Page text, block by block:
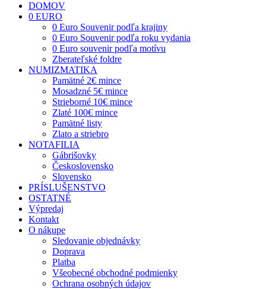
DOMOV
0 EURO
0 Euro Souvenir podľa krajiny
0 Euro Souvenir podľa roku vydania
0 Euro souvenir podľa motívu
Zberateľské foldre
NUMIZMATIKA
Pamätné 2€ mince
Mosadzné 5€ mince
Strieborné 10€ mince
Zlaté 100€ mince
Pamätné listy
Zlato a striebro
NOTAFILIA
Gábrišovky
Československo
Slovensko
PRÍSLUŠENSTVO
OSTATNÉ
Výpredaj
Kontakt
O nákupe
Sledovanie objednávky
Doprava
Platba
Všeobecné obchodné podmienky
Ochrana osobných údajov